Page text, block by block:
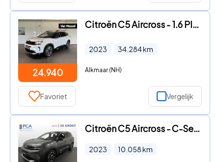
24.940
Citroën C5 Aircross - 1.6 Plug-in Hybrid 225 Shine | Stoelverwarming | Navigatie |
2023 34.284km
Alkmaar (NH)
Favoriet Vergelijk
Citroën C5 Aircross - C-Series 130pk Navi+Carplay | Keyless | Camera + pdc v+a
2023 10.058km